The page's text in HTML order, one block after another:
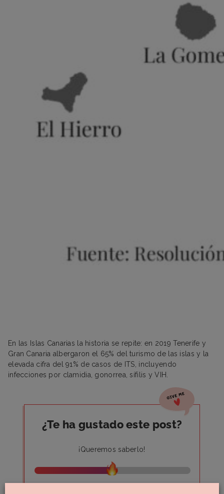
En las Islas Canarias la historia se repite: en 2019 Tenerife y
Gran Canaria albergaron el 65% del turismo de las islas y la
elevada cifra del 91% de casos de ITS, incluyendo
infecciones por clamidia, gonorrea, sífilis y VIH.
¿Te ha gustado este post?
¡Queremos saberlo!